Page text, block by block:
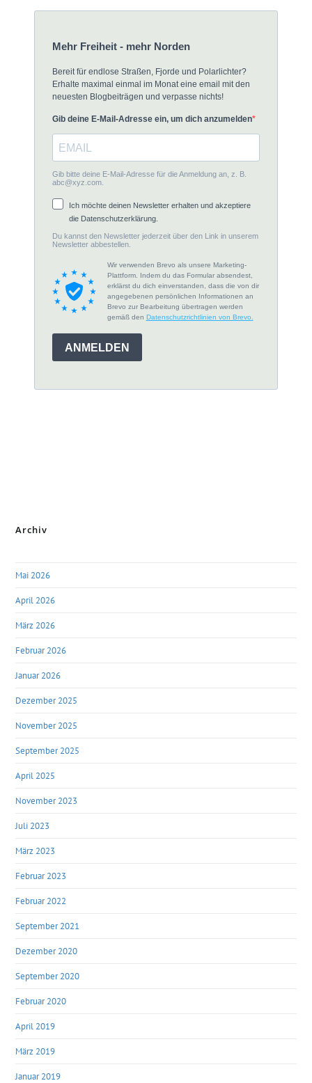
Archiv
Mai 2026
April 2026
März 2026
Februar 2026
Januar 2026
Dezember 2025
November 2025
September 2025
April 2025
November 2023
Juli 2023
März 2023
Februar 2023
Februar 2022
September 2021
Dezember 2020
September 2020
Februar 2020
April 2019
März 2019
Januar 2019